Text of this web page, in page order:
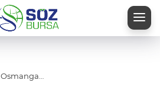
Osmangazi